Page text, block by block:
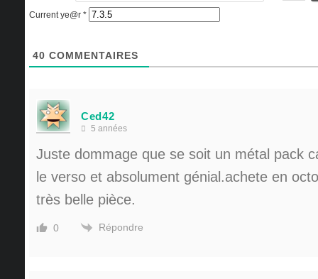
Current ye@r *
40 COMMENTAIRES
Ced42
5 années
Juste dommage que se soit un métal pack
le verso et absolument génial.achete en
très belle pièce.
0 Répondre